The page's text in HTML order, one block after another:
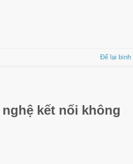
Để lại bình
kết nối không